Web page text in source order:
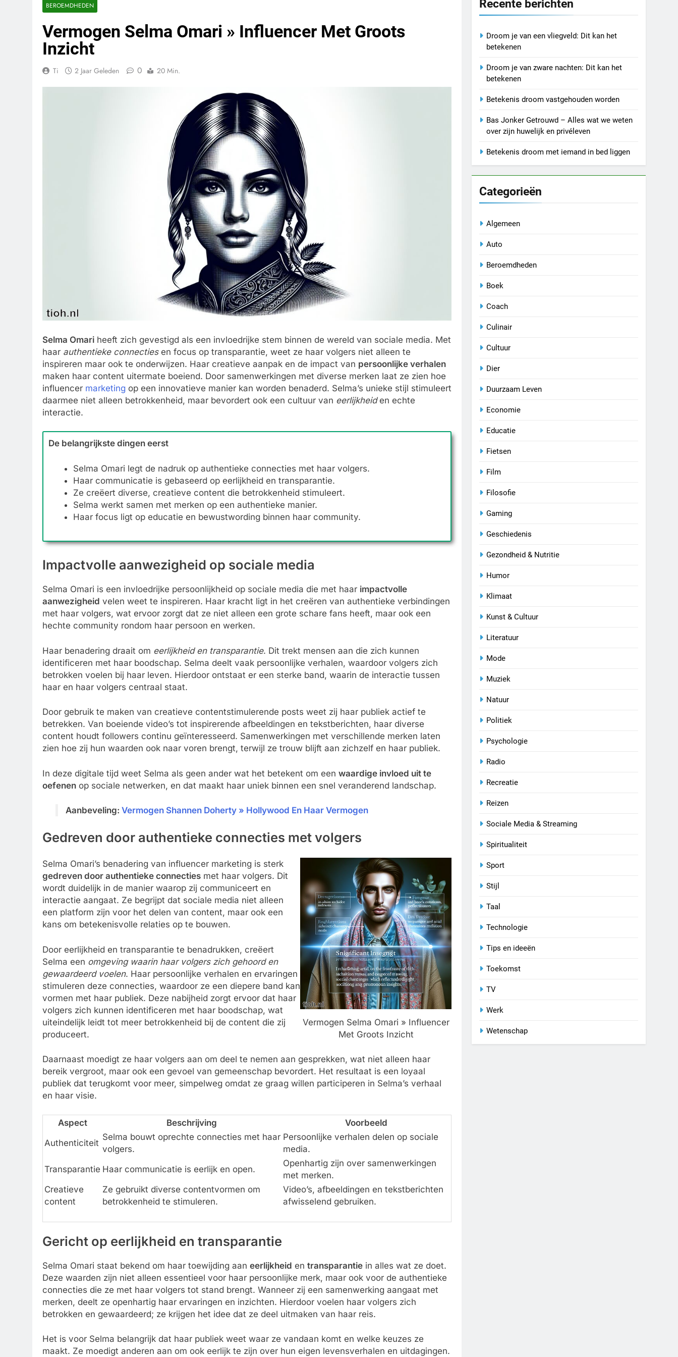
BEROEMDHEDEN
Vermogen Selma Omari » Influencer Met Groots
Inzicht
Ti 2 Jaar Geleden 0 20 Min.
Selma Omari heeft zich gevestigd als een invloedrijke stem binnen de wereld van sociale media. Met
haar authentieke connectiesen focus op transparantie, weet ze haar volgers niet alleen te
inspireren maar ook te onderwijzen. Haar creatieve aanpak en de impact van persoonlijke verhalen
maken haar content uitermate boeiend. Door samenwerkingen met diverse merken laat ze zien hoe
influencer marketing op een innovatieve manier kan worden benaderd. Selma’s unieke stijl stimuleert
daarmee niet alleen betrokkenheid, maar bevordert ook een cultuur van eerlijkheiden echte
interactie.
De belangrijkste dingen eerst
Selma Omari legt de nadruk op authentieke connecties met haar volgers.
Haar communicatie is gebaseerd op eerlijkheid en transparantie.
Ze creëert diverse, creatieve content die betrokkenheid stimuleert.
Selma werkt samen met merken op een authentieke manier.
Haar focus ligt op educatie en bewustwording binnen haar community.
Impactvolle aanwezigheid op sociale media
Selma Omari is een invloedrijke persoonlijkheid op sociale media die met haar impactvolle
aanwezigheid velen weet te inspireren. Haar kracht ligt in het creëren van authentieke verbindingen
met haar volgers, wat ervoor zorgt dat ze niet alleen een grote schare fans heeft, maar ook een
hechte community rondom haar persoon en werken.
Haar benadering draait om eerlijkheid en transparantie. Dit trekt mensen aan die zich kunnen
identificeren met haar boodschap. Selma deelt vaak persoonlijke verhalen, waardoor volgers zich
betrokken voelen bij haar leven. Hierdoor ontstaat er een sterke band, waarin de interactie tussen
haar en haar volgers centraal staat.
Door gebruik te maken van creatieve contentstimulerende posts weet zij haar publiek actief te
betrekken. Van boeiende video’s tot inspirerende afbeeldingen en tekstberichten, haar diverse
content houdt followers continu geïnteresseerd. Samenwerkingen met verschillende merken laten
zien hoe zij hun waarden ook naar voren brengt, terwijl ze trouw blijft aan zichzelf en haar publiek.
In deze digitale tijd weet Selma als geen ander wat het betekent om een waardige invloed uit te
oefenen op sociale netwerken, en dat maakt haar uniek binnen een snel veranderend landschap.
Aanbeveling: Vermogen Shannen Doherty » Hollywood En Haar Vermogen
Gedreven door authentieke connecties met volgers
Vermogen Selma Omari » Influencer
Met Groots Inzicht
Selma Omari’s benadering van influencer marketing is sterk
gedreven door authentieke connecties met haar volgers. Dit
wordt duidelijk in de manier waarop zij communiceert en
interactie aangaat. Ze begrijpt dat sociale media niet alleen
een platform zijn voor het delen van content, maar ook een
kans om betekenisvolle relaties op te bouwen.
Door eerlijkheid en transparantie te benadrukken, creëert
Selma een omgeving waarin haar volgers zich gehoord en
gewaardeerd voelen. Haar persoonlijke verhalen en ervaringen
stimuleren deze connecties, waardoor ze een diepere band kan
vormen met haar publiek. Deze nabijheid zorgt ervoor dat haar
volgers zich kunnen identificeren met haar boodschap, wat
uiteindelijk leidt tot meer betrokkenheid bij de content die zij
produceert.
Daarnaast moedigt ze haar volgers aan om deel te nemen aan gesprekken, wat niet alleen haar
bereik vergroot, maar ook een gevoel van gemeenschap bevordert. Het resultaat is een loyaal
publiek dat terugkomt voor meer, simpelweg omdat ze graag willen participeren in Selma’s verhaal
en haar visie.
Aspect Beschrijving
Voorbeeld
Authenticiteit
Selma bouwt oprechte connecties met haar
volgers.
Persoonlijke verhalen delen op sociale
media.
Transparantie Haar communicatie is eerlijk en open.
Openhartig zijn over samenwerkingen
met merken.
Creatieve
content
Ze gebruikt diverse contentvormen om
betrokkenheid te stimuleren.
Video’s, afbeeldingen en tekstberichten
afwisselend gebruiken.
Gericht op eerlijkheid en transparantie
Selma Omari staat bekend om haar toewijding aan eerlijkheid en transparantie in alles wat ze doet.
Deze waarden zijn niet alleen essentieel voor haar persoonlijke merk, maar ook voor de authentieke
connecties die ze met haar volgers tot stand brengt. Wanneer zij een samenwerking aangaat met
merken, deelt ze openhartig haar ervaringen en inzichten. Hierdoor voelen haar volgers zich
betrokken en gewaardeerd; ze krijgen het idee dat ze deel uitmaken van haar reis.
Het is voor Selma belangrijk dat haar publiek weet waar ze vandaan komt en welke keuzes ze
maakt. Ze moedigt anderen aan om ook eerlijk te zijn over hun eigen levensverhalen en uitdagingen.
Recente berichten
Droom je van een vliegveld: Dit kan het
betekenen
Droom je van zware nachten: Dit kan het
betekenen
Betekenis droom vastgehouden worden
Bas Jonker Getrouwd – Alles wat we weten
over zijn huwelijk en privéleven
Betekenis droom met iemand in bed liggen
Categorieën
Algemeen
Auto
Beroemdheden
Boek
Coach
Culinair
Cultuur
Dier
Duurzaam Leven
Economie
Educatie
Fietsen
Film
Filosofie
Gaming
Geschiedenis
Gezondheid & Nutritie
Humor
Klimaat
Kunst & Cultuur
Literatuur
Mode
Muziek
Natuur
Politiek
Psychologie
Radio
Recreatie
Reizen
Sociale Media & Streaming
Spiritualiteit
Sport
Stijl
Taal
Technologie
Tips en ideeën
Toekomst
TV
Werk
Wetenschap